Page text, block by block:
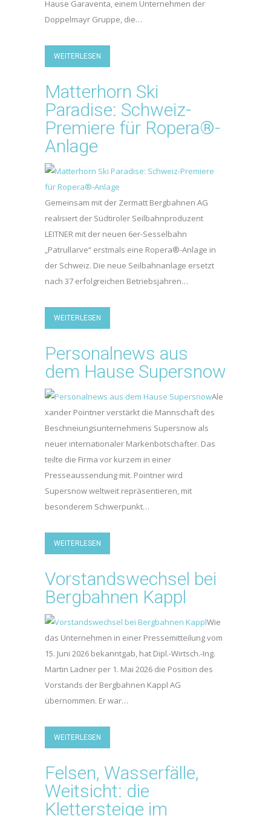
Hause Garaventa, einem Unternehmen der
Doppelmayr Gruppe, die…
WEITERLESEN
Matterhorn Ski
Paradise: Schweiz-
Premiere für Ropera®-
Anlage
Gemeinsam mit der Zermatt Bergbahnen AG
realisiert der Südtiroler Seilbahnproduzent
LEITNER mit der neuen 6er-Sesselbahn
„Patrullarve“ erstmals eine Ropera®-Anlage in
der Schweiz. Die neue Seilbahnanlage ersetzt
nach 37 erfolgreichen Betriebsjahren…
WEITERLESEN
Personalnews aus
dem Hause Supersnow
Ale
xander Pointner verstärkt die Mannschaft des
Beschneiungsunternehmens Supersnow als
neuer internationaler Markenbotschafter. Das
teilte die Firma vor kurzem in einer
Presseaussendung mit. Pointner wird
Supersnow weltweit repräsentieren, mit
besonderem Schwerpunkt…
WEITERLESEN
Vorstandswechsel bei
Bergbahnen Kappl
Wie
das Unternehmen in einer Pressemitteilung vom
15. Juni 2026 bekanntgab, hat Dipl.-Wirtsch.-Ing.
Martin Ladner per 1. Mai 2026 die Position des
Vorstands der Bergbahnen Kappl AG
übernommen. Er war…
WEITERLESEN
Felsen, Wasserfälle,
Weitsicht: die
Klettersteige im